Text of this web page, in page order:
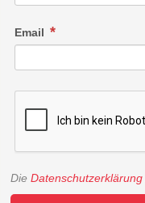
Email
Die Datenschutzerklärung